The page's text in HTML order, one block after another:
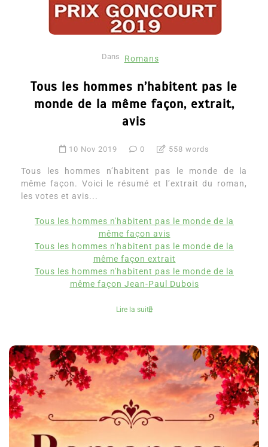
Dans Romans
Tous les hommes n’habitent pas le
monde de la même façon, extrait,
avis
10 Nov 2019 0 558 words
Tous les hommes n’habitent pas le monde de la
même façon. Voici le résumé et l’extrait du roman,
les votes et avis...
Tous les hommes n'habitent pas le monde de la
même façon avis
Tous les hommes n'habitent pas le monde de la
même façon extrait
Tous les hommes n'habitent pas le monde de la
même façon Jean-Paul Dubois
Lire la suite